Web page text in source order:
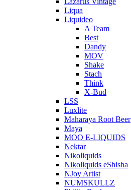
Liqua
Liquideo
A Team
Best
Dandy
MOV
Shake
Stach
Think
X-Bud
LSS
Luxlite
Maharaya Root Beer
Maya
MOO E-LIQUIDS
Nektar
Nikoliquids
Nikoliquids eShisha
NJoy Artist
NUMSKULLZ